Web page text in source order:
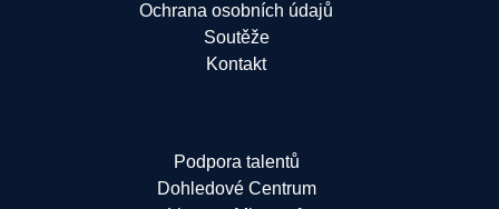
Ochrana osobních údajů
Soutěže
Kontakt
Podpora talentů
Dohledové Centrum